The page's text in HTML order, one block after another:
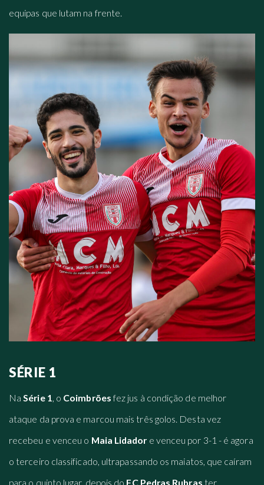
equipas que lutam na frente.
SÉRIE 1
Na Série 1 , o Coimbrões fez jus à condição de melhor
ataque da prova e marcou mais três golos. Desta vez
recebeu e venceu o Maia Lidadore venceu por 3-1 - é agora
o terceiro classificado, ultrapassando os maiatos, que caíram
para o quinto lugar, depois do FC Pedras Rubras ter